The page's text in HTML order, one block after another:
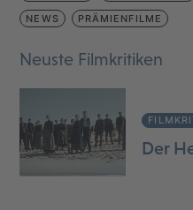
NEWS PRÄMIENFILME
Neuste Filmkritiken
Der